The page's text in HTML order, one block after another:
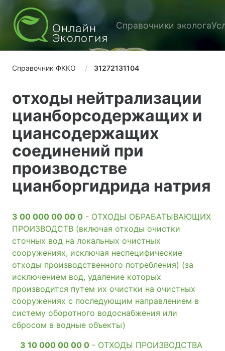
Справочники эколога
Справочник ФККО 31272131104
отходы нейтрализации
цианборсодержащих и
циансодержащих
соединений при
производстве
цианборгидрида натрия
3 00 000 00 00 0 - ОТХОДЫ ОБРАБАТЫВАЮЩИХ
ПРОИЗВОДСТВ (включая отходы очистки
сточных вод на локальных очистных
сооружениях, исключая неспецифические
отходы производственного потребления) (за
исключением вод, удаление которых
производится путем их очистки на очистных
сооружениях с последующим направлением в
систему оборотного водоснабжения или
сбросом в водные объекты)
3 10 000 00 00 0 - ОТХОДЫ ПРОИЗВОДСТВА